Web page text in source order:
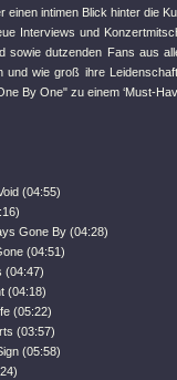
einen intimen Blick hinter die
Interviews und
sowie dutzenden Fans aus
und wie groß ihre
By One" zu einem ‘Must-
(04:55)
Gone By (04:28)
(04:51)
(04:47)
(04:18)
(05:22)
(03:57)
(05:58)